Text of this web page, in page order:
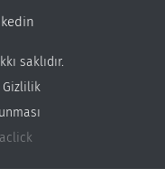
saklıdır.
Gizlilik